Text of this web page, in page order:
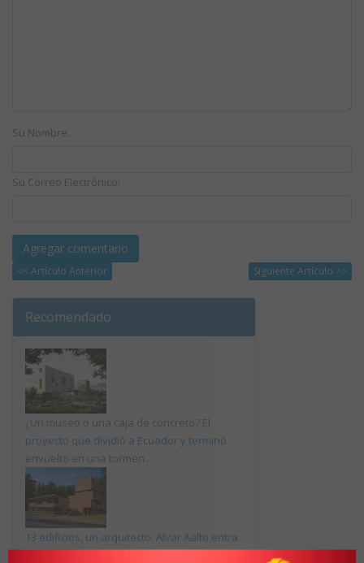
Su Nombre:
Su Correo Electrónico:
<< Artículo Anterior Siguiente Artículo >>
Recomendado
¿Un museo o una caja de concreto? El
proyecto que dividió a Ecuador y terminó
envuelto en una tormen...
13 edificios, un arquitecto: Alvar Aalto entra
en la lista de la UNESCO